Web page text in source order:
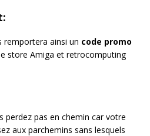
remportera ainsi un code promo
store Amiga et retrocomputing
perdez pas en chemin car votre
aux parchemins sans lesquels